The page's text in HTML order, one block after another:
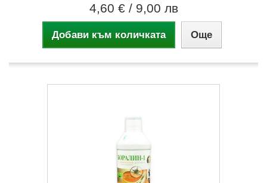
4,60 € / 9,00 лв
Добави към количката Още